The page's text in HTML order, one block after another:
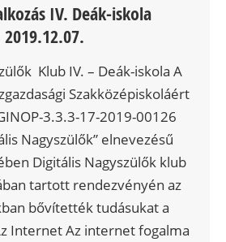
IV. Deák-iskola
2019.12.07.
Klub IV. – Deák-iskola A
Szakközépiskoláért
3.3.3-17-2019-00126
Nagyszülők” elnevezésű
Digitális Nagyszülők klub
tartott rendezvényén az
bővítették tudásukat a
Internet Az internet fogalma